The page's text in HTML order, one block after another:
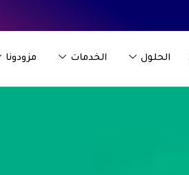
الحلول الخدمات مزودونا